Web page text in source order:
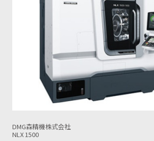
DMG森精機株式会社
NLX 2500 心間タイプ700